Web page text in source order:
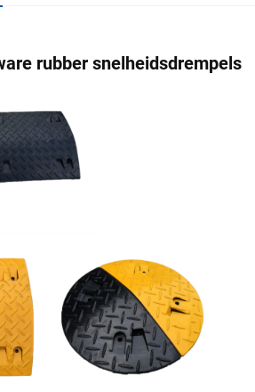
rubber snelheidsdrempels